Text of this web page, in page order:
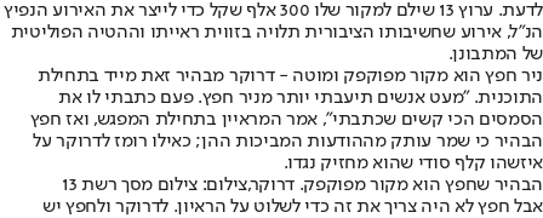
לדעת. ערוץ 13 שילם למקור שלו 300 אלף שקל כדי לייצר את האירוע הנפיץ
הנ"ל, אירוע שחשיבותו הציבורית תלויה בזווית ראייתו וההטיה הפוליטית
של המתבונן.
ניר חפץ הוא מקור מפוקפק ומוטה - דרוקר מבהיר זאת מייד בתחילת
התוכנית. "מעט אנשים תיעבתי יותר מניר חפץ. פעם כתבתי לו את
הסמסים הכי קשים שכתבתי", אמר המראיין בתחילת המפגש, ואז חפץ
הבהיר כי שמר עותק מההודעות המביכות ההן; כאילו רומז לדרוקר על
איזשהו קלף סודי שהוא מחזיק נגדו.
הבהיר שחפץ הוא מקור מפוקפק. דרוקר,צילום: צילום מסך רשת 13
אבל חפץ לא היה צריך את זה כדי לשלוט על הראיון. לדרוקר ולחפץ יש